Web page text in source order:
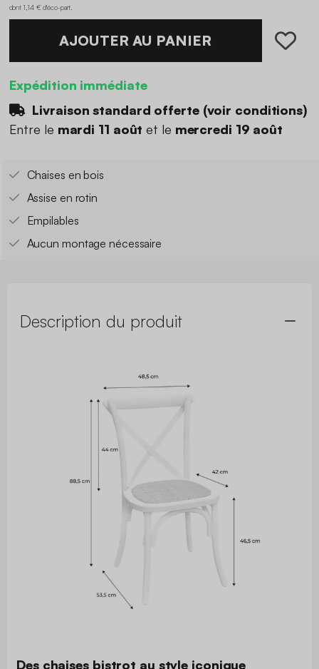
dont 1,14 € d'éco-part
AJOUTER AU PANIER
Expédition immédiate
Livraison standard offerte (voir conditions)
Entre le mardi 11 août et le mercredi 19 août
Chaises en bois
Assise en rotin
Empilables
Aucun montage nécessaire
Description du produit
Des chaises bistrot au style iconique